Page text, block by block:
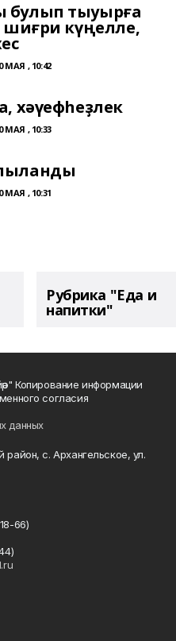
булып тыуырға
шиғри күңелле,
МАЯ , 10:42
хәүефһеҙлек
МАЯ , 10:33
МАЯ , 10:31
Рубрика "Еда и
напитки"
Копирование информации
согласия
данных
район, с. Архангельское, ул.
66)